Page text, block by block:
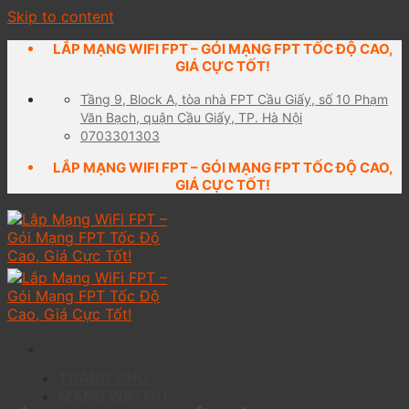
Skip to content
LẮP MẠNG WIFI FPT – GÓI MẠNG FPT TỐC ĐỘ CAO,
GIÁ CỰC TỐT!
Tầng 9, Block A, tòa nhà FPT Cầu Giấy, số 10 Phạm
Văn Bạch, quận Cầu Giấy, TP. Hà Nội
0703301303
LẮP MẠNG WIFI FPT – GÓI MẠNG FPT TỐC ĐỘ CAO,
GIÁ CỰC TỐT!